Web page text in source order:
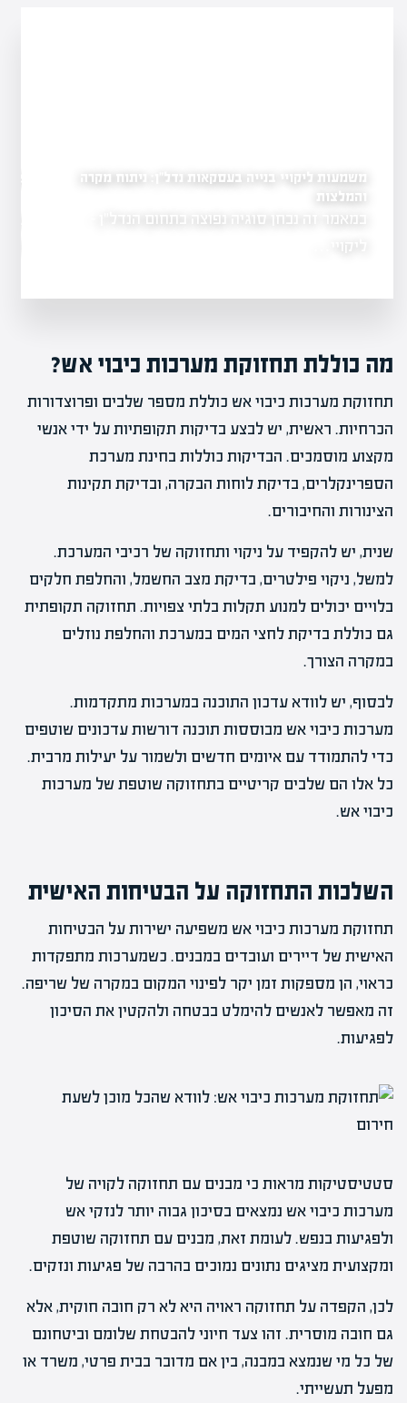
על שוק
גרופית
משמעות ליקויי בנייה בעסקאות נדל"ן: ניתוח מקרה
והמלצות
במאמר זה נבחן סוגיה נפוצה בתחום הנדל"ן -
ליקויי…
התמודדות עם שריפות
מה כוללת תחזוקת מערכות כיבוי אש?
תחזוקת מערכות כיבוי אש כוללת מספר שלבים ופרוצדורות
הכרחיות. ראשית, יש לבצע בדיקות תקופתיות על ידי אנשי
מקצוע מוסמכים. הבדיקות כוללות בחינת מערכת
הספרינקלרים, בדיקת לוחות הבקרה, ובדיקת תקינות
הצינורות והחיבורים.
שנית, יש להקפיד על ניקוי ותחזוקה של רכיבי המערכת.
למשל, ניקוי פילטרים, בדיקת מצב החשמל, והחלפת חלקים
בלויים יכולים למנוע תקלות בלתי צפויות. תחזוקה תקופתית
גם כוללת בדיקת לחצי המים במערכת והחלפת נוזלים
במקרה הצורך.
לבסוף, יש לוודא עדכון התוכנה במערכות מתקדמות.
מערכות כיבוי אש מבוססות תוכנה דורשות עדכונים שוטפים
כדי להתמודד עם איומים חדשים ולשמור על יעילות מרבית.
כל אלו הם שלבים קריטיים בתחזוקה שוטפת של מערכות
כיבוי אש.
השלכות התחזוקה על הבטיחות האישית
תחזוקת מערכות כיבוי אש משפיעה ישירות על הבטיחות
האישית של דיירים ועובדים במבנים. כשמערכות מתפקדות
כראוי, הן מספקות זמן יקר לפינוי המקום במקרה של שריפה.
זה מאפשר לאנשים להימלט בבטחה ולהקטין את הסיכון
לפגיעות.
סטטיסטיקות מראות כי מבנים עם תחזוקה לקויה של
מערכות כיבוי אש נמצאים בסיכון גבוה יותר לנזקי אש
ולפגיעות בנפש. לעומת זאת, מבנים עם תחזוקה שוטפת
ומקצועית מציגים נתונים נמוכים בהרבה של פגיעות ונזקים.
לכן, הקפדה על תחזוקה ראויה היא לא רק חובה חוקית, אלא
גם חובה מוסרית. זהו צעד חיוני להבטחת שלומם וביטחונם
של כל מי שנמצא במבנה, בין אם מדובר בבית פרטי, משרד או
מפעל תעשייתי.